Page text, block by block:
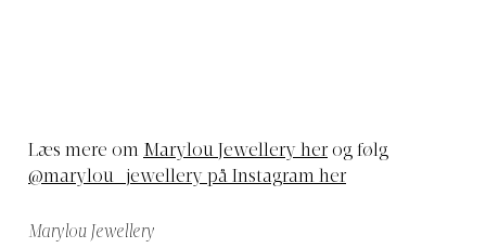
Læs mere om Marylou Jewellery her og følg
@marylou_jewellery på Instagram her
Marylou Jewellery